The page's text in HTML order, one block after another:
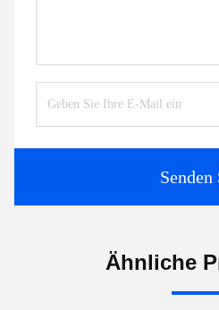
Senden
Ähnliche